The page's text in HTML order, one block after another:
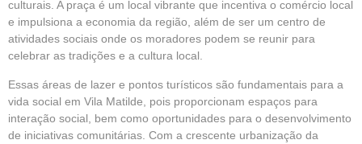
culturais. A praça é um local vibrante que incentiva o comércio local
e impulsiona a economia da região, além de ser um centro de
atividades sociais onde os moradores podem se reunir para
celebrar as tradições e a cultura local.
Essas áreas de lazer e pontos turísticos são fundamentais para a
vida social em Vila Matilde, pois proporcionam espaços para
interação social, bem como oportunidades para o desenvolvimento
de iniciativas comunitárias. Com a crescente urbanização da